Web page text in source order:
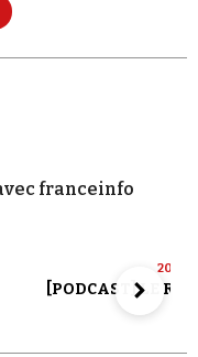
franceinfo
20
[PODCAST] LE